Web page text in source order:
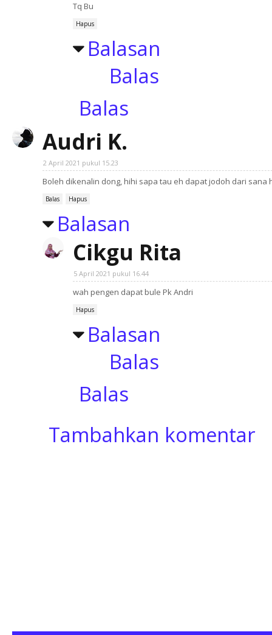
Tq Bu
Hapus
Balasan
Balas
Balas
Audri K.
2 April 2021 pukul 15.23
Boleh dikenalin dong, hihi sapa tau eh dapat jodoh dari sana
Balas Hapus
Balasan
Cikgu Rita
5 April 2021 pukul 16.44
wah pengen dapat bule Pk Andri
Hapus
Balasan
Balas
Balas
Tambahkan komentar